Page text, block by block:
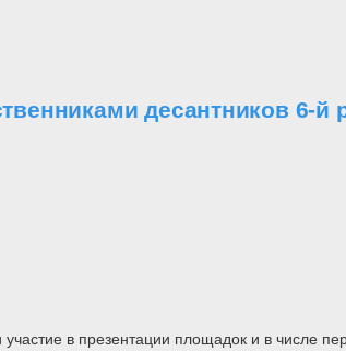
десантников 6-й
в презентации площадок и в числе